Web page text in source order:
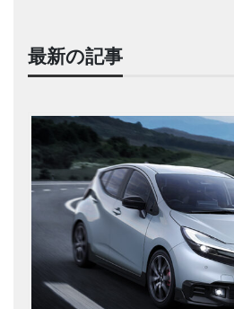
最新の記事